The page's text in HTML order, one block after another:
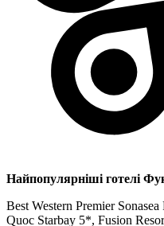
Найпопулярніші готелі
Best Western Premier
Quoc Starbay 5*, Fusion